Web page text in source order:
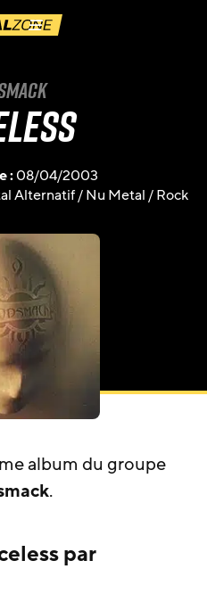
Menu
:08/04/2003
Alternatif/Nu Metal/Rock
album du groupe
.
par